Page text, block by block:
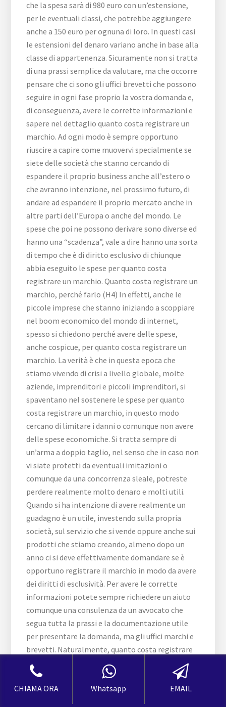
CHIAMA ORA Whatsapp EMAIL